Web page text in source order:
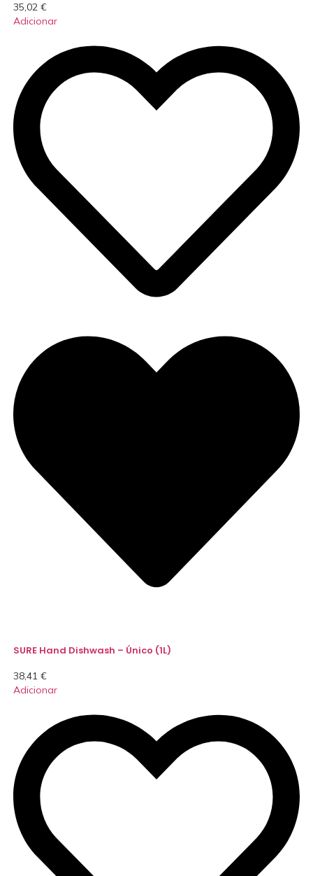
35,02 €
Adicionar
SURE Hand Dishwash – Único (1L)
38,41 €
Adicionar